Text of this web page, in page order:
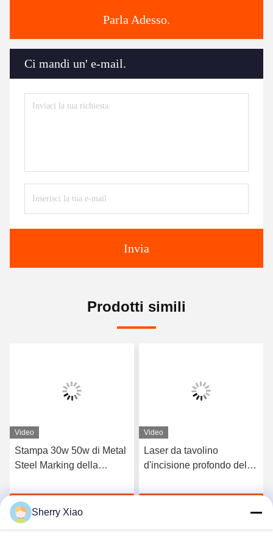
Parla Adesso.
Ci mandi un' e-mail.
Invia
Prodotti simili
Video
Stampa 30w 50w di Metal
Steel Marking della
fibra di Mini Jewellery Co
2
Parla Adesso.
Video
Laser da tavolino
d'incisione profondo della
macchina per incidere di
Sherry Xiao